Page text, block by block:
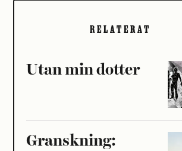
RELATERAT
Utan min dotter
Granskning: